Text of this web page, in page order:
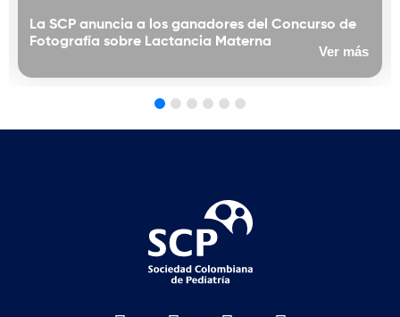
La SCP anuncia a los ganadores del Concurso de
Fotografía sobre Lactancia Materna
Ver más